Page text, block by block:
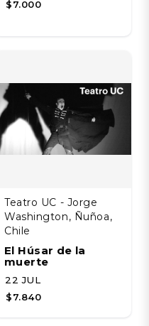
$7.000
Teatro UC - Jorge
Washington, Ñuñoa,
Chile
El Húsar de la
muerte
22 JUL
$7.840